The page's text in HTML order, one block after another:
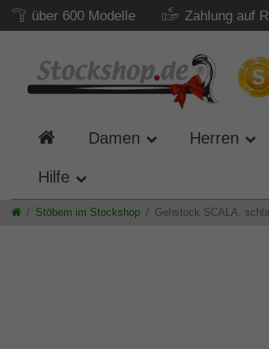
über 600 Modelle Zahlung auf
Damen Herren
Hilfe
Stöbern im Stockshop Gehstock SCALA,